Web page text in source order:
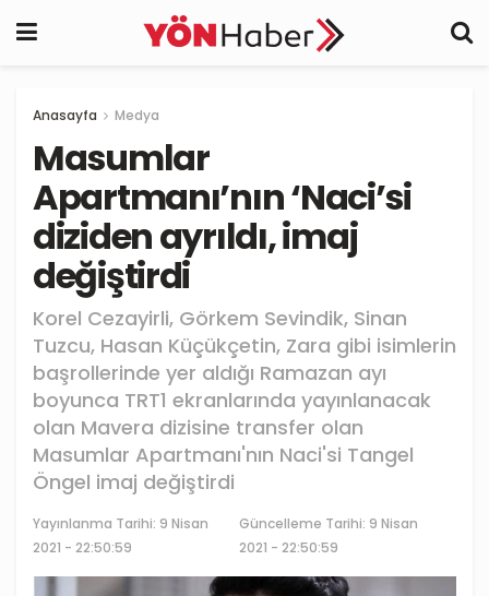
Anasayfa Medya
Masumlar
Apartmanı’nın ‘Naci’si
diziden ayrıldı, imaj
değiştirdi
Korel Cezayirli, Görkem Sevindik, Sinan
Tuzcu, Hasan Küçükçetin, Zara gibi isimlerin
başrollerinde yer aldığı Ramazan ayı
boyunca TRT1 ekranlarında yayınlanacak
olan Mavera dizisine transfer olan
Masumlar Apartmanı'nın Naci'si Tangel
Öngel imaj değiştirdi
Yayınlanma Tarihi: 9 Nisan
2021 - 22:50:59
Güncelleme Tarihi: 9 Nisan
2021 - 22:50:59